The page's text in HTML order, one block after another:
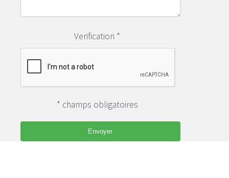
Verification *
* champs obligatoires